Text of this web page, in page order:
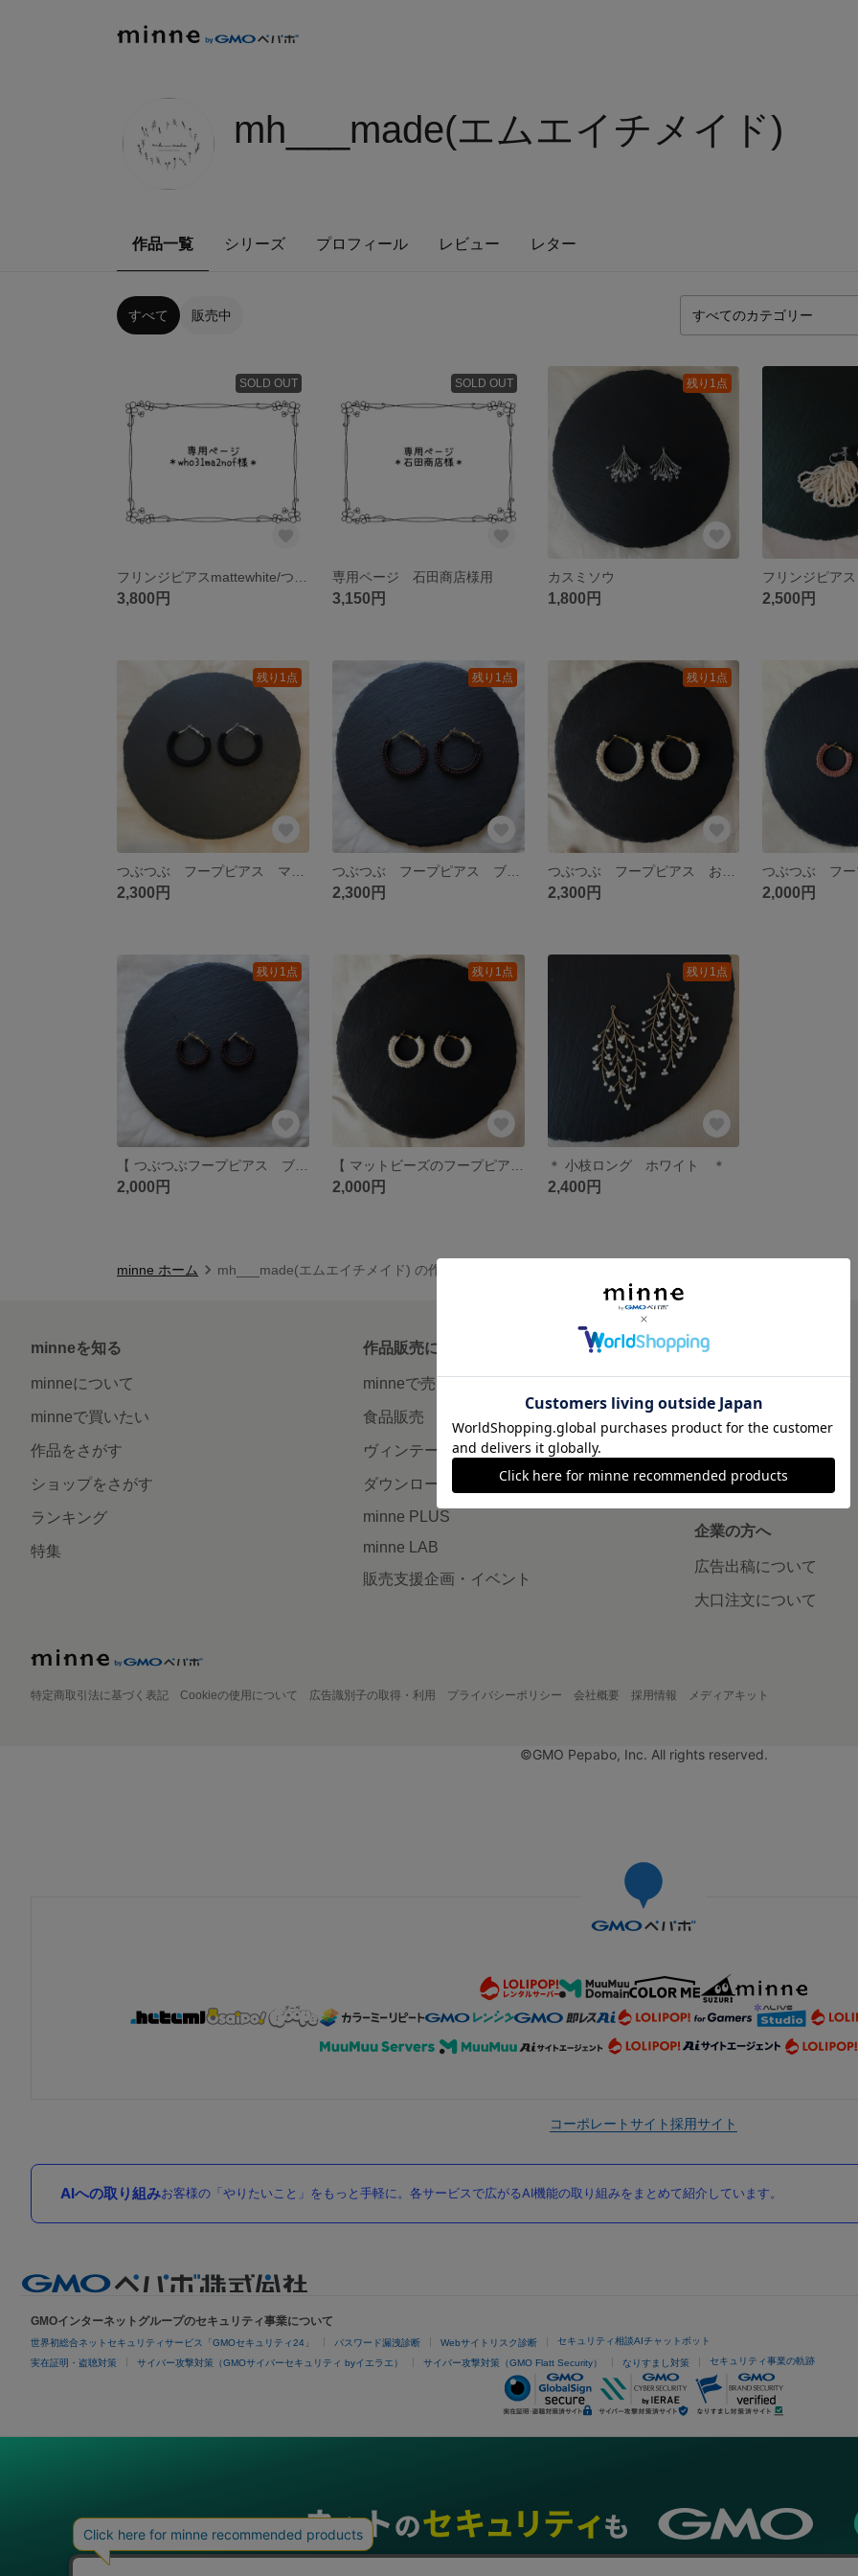
mh___made(エムエイチメイド)
作品一覧 シリーズ プロフィール レビュー レター
すべて 販売中
SOLD OUT
3,800円
SOLD OUT
専用ページ 石田商店様用
3,150円
残り1点
カスミソウ
1,800円
フリンジピア
2,500円
残り1点
2,300円
残り1点
つぶつぶ フープピアス ブラウン おおぶり
2,300円
残り1点
2,300円 2,000円
残り1点
2,000円
残り1点
2,000円
残り1点
＊ 小枝ロング ホワイト ＊
2,400円
minne ホーム mh___made(エムエイチメイド) の作品一覧
minneを知る
minneについて
minneで買いたい
作品をさがす
ショップをさがす
ランキング
特集
作品販売について
minneで売りたい
食品販売
ヴィンテージ販売
ダウンロード販売
minne PLUS
minne LAB
販売支援企画・イベント
読みもの
minne学習帖
minneの本
企業の方へ
広告出稿について
大口注文について
特定商取引法に基づく表記 Cookieの使用について 広告識別子の取得・利用 プライバシーポリシー 会社概要 採用情報 メディアキット
©GMO Pepabo, Inc. All rights reserved.
コーポレートサイト採用サイト
AIへの取り組みお客様の「やりたいこと」をもっと手軽に。各サービスで広がるAI機能の取り組みをまとめて紹介しています。
GMOインターネットグループのセキュリティ事業について
世界初総合ネットセキュリティサービス「GMOセキュリティ24」 パスワード漏洩診断 Webサイトリスク診断 セキュリティ相談AIチャットボット
実在証明・盗聴対策 サイバー攻撃対策（GMOサイバーセキュリティ byイエラエ） サイバー攻撃対策（GMO Flatt Security） なりすまし対策 セキュリティ事業の軌跡